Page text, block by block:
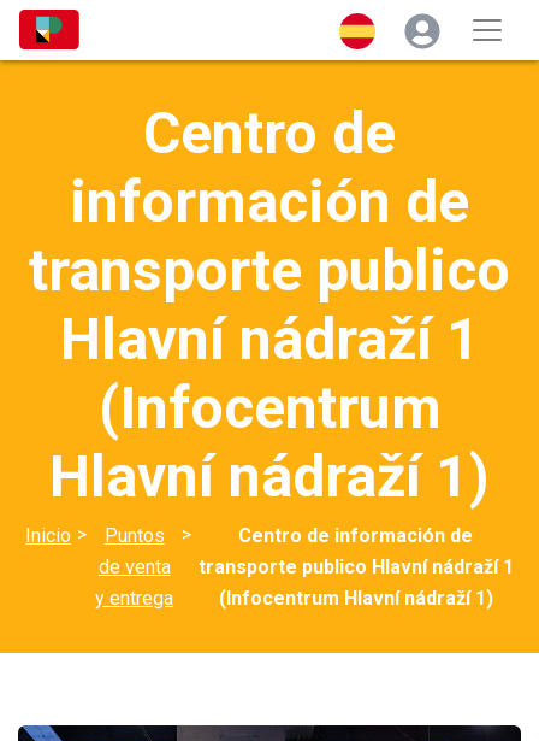
Centro de
información de
transporte publico
Hlavní nádraží 1
(Infocentrum
Hlavní nádraží 1)
Inicio >
Puntos
de venta
y entrega
>
Centro de información de
transporte publico Hlavní nádraží 1
(Infocentrum Hlavní nádraží 1)